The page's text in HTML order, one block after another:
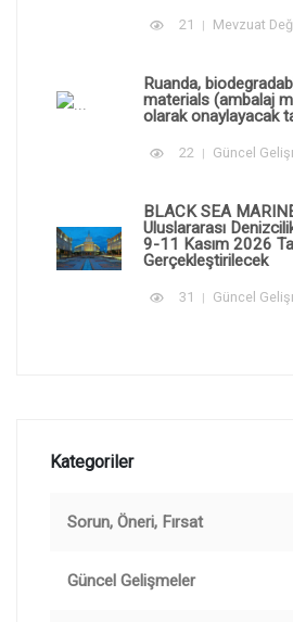
21 Mevzuat
Ruanda,
materials (ambalaj
olarak onaylayacak
22 Güncel
BLACK SEA
Uluslararası
9-11 Kasım 2026
Gerçekleştirilecek
31 Güncel
Kategoriler
Sorun, Öneri, Fırsat
Güncel Gelişmeler